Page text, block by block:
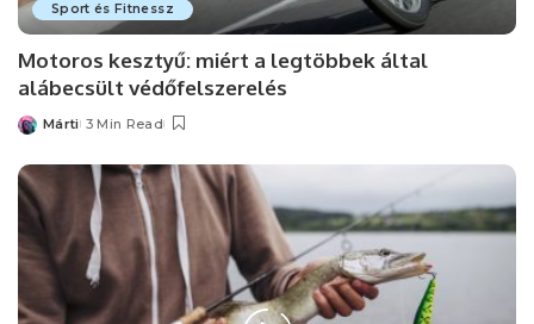
Sport és Fitnessz
Motoros kesztyű: miért a legtöbbek által
alábecsült védőfelszerelés
Posted
Márti 3 Min Read